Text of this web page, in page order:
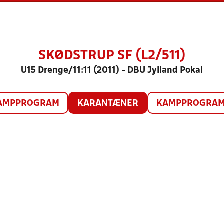
SKØDSTRUP SF (L2/511)
U15 Drenge/11:11 (2011) - DBU Jylland Pokal
KARANTÆNER